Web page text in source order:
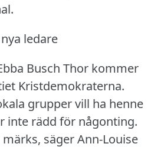
ledare
Busch Thor kommer
Kristdemokraterna.
grupper vill ha henne
inte rädd för någonting.
säger Ann-Louise